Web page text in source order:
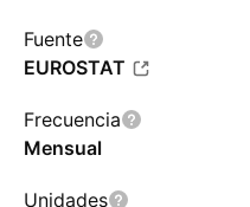
Fuente
EUROSTAT
Frecuencia
Mensual
Unidades